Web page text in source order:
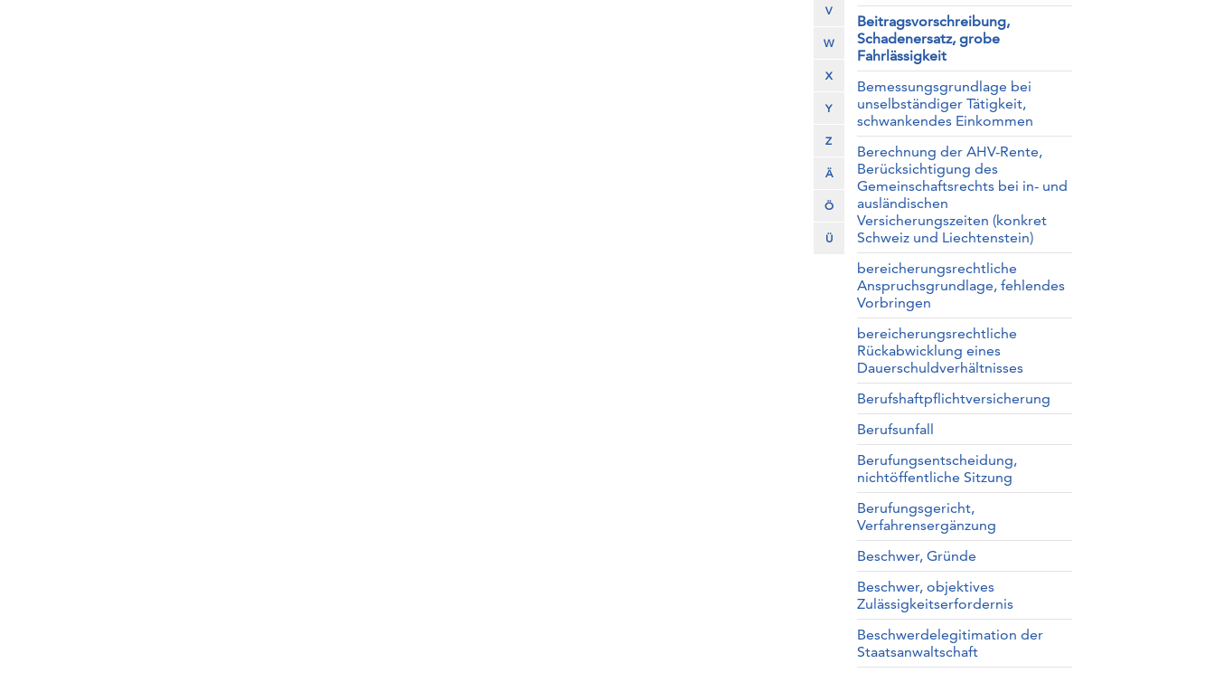
V
W
X
Y
Z
Ä
Ö
Ü
Beitragsvorschreibung,
Schadenersatz, grobe
Fahrlässigkeit
Bemessungsgrundlage bei
unselbständiger Tätigkeit,
schwankendes Einkommen
Berechnung der AHV-Rente,
Berücksichtigung des
Gemeinschaftsrechts bei in- und
ausländischen
Versicherungszeiten (konkret
Schweiz und Liechtenstein)
bereicherungsrechtliche
Anspruchsgrundlage, fehlendes
Vorbringen
bereicherungsrechtliche
Rückabwicklung eines
Dauerschuldverhältnisses
Berufshaftpflichtversicherung
Berufsunfall
Berufungsentscheidung,
nichtöffentliche Sitzung
Berufungsgericht,
Verfahrensergänzung
Beschwer, Gründe
Beschwer, objektives
Zulässigkeitserfordernis
Beschwerdelegitimation der
Staatsanwaltschaft